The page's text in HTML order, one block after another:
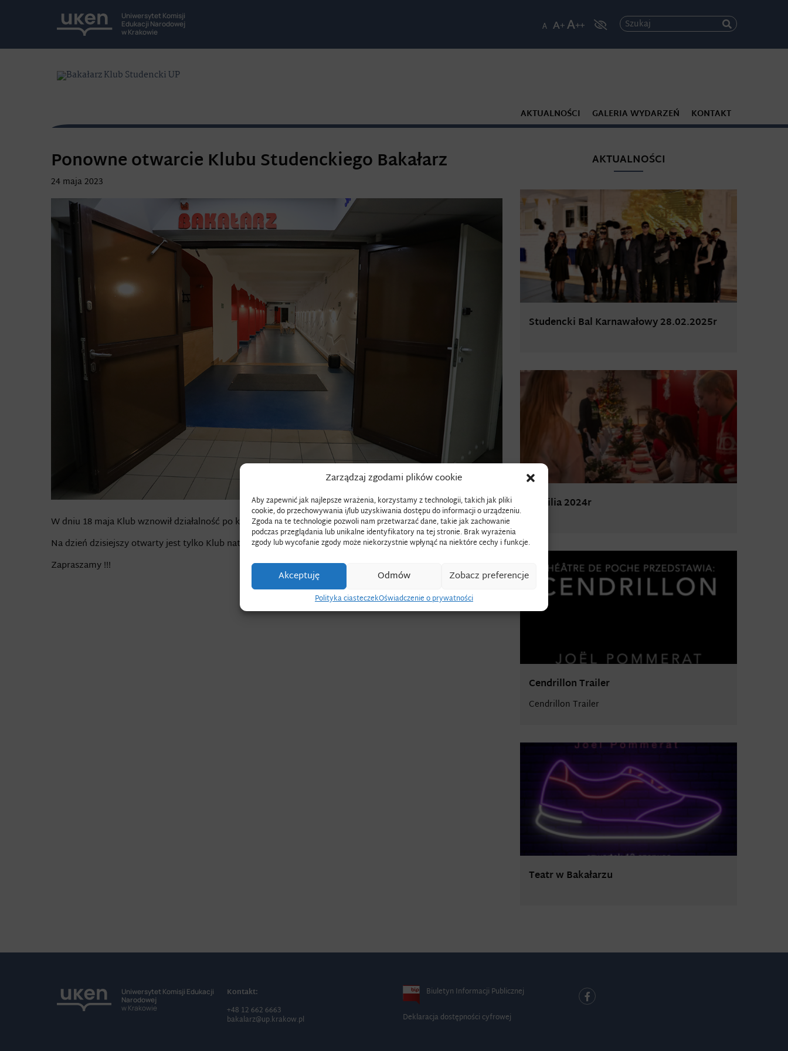
Zarządzaj zgodami plików cookie
Aby zapewnić jak najlepsze wrażenia, korzystamy z technologii, takich jak pliki
cookie, do przechowywania i/lub uzyskiwania dostępu do informacji o urządzeniu.
Zgoda na te technologie pozwoli nam przetwarzać dane, takie jak zachowanie
podczas przeglądania lub unikalne identyfikatory na tej stronie. Brak wyrażenia
zgody lub wycofanie zgody może niekorzystnie wpłynąć na niektóre cechy i funkcje.
Akceptuję Odmów Zobacz preferencje
Polityka ciasteczekOświadczenie o prywatności
Uniwersytet Komisji
Edukacji Narodowej
w Krakowie
Szukaj
AKTUALNOŚCI GALERIA WYDARZEŃ KONTAKT
Ponowne otwarcie Klubu Studenckiego Bakałarz
24 maja 2023
W dniu 18 maja Klub wznowił działalność po kilku letniej przerwie.
Na dzień dzisiejszy otwarty jest tylko Klub natomiast stołówka docelowo ma być czynna od października br.
Zapraszamy !!!
AKTUALNOŚCI
Studencki Bal Karnawałowy 28.02.2025r
Wigilia 2024r
Cendrillon Trailer
Cendrillon Trailer
Teatr w Bakałarzu
Uniwersytet Komisji Edukacji
Narodowej
w Krakowie
Kontakt:
+48 12 662 6663
bakalarz@up.krakow.pl
Biuletyn Informacji Publicznej
Deklaracja dostępności cyfrowej